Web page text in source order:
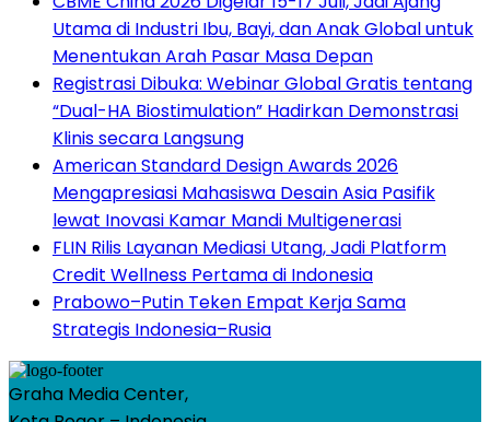
Utama di Industri Ibu, Bayi, dan Anak Global untuk
Menentukan Arah Pasar Masa Depan
Registrasi Dibuka: Webinar Global Gratis tentang
“Dual-HA Biostimulation” Hadirkan Demonstrasi
Klinis secara Langsung
American Standard Design Awards 2026
Mengapresiasi Mahasiswa Desain Asia Pasifik
lewat Inovasi Kamar Mandi Multigenerasi
FLIN Rilis Layanan Mediasi Utang, Jadi Platform
Credit Wellness Pertama di Indonesia
Prabowo–Putin Teken Empat Kerja Sama
Strategis Indonesia–Rusia
Graha Media Center,